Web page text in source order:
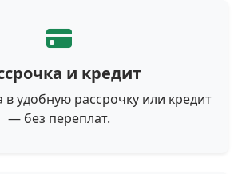
и кредит
удобную рассрочку или кредит
— без переплат.